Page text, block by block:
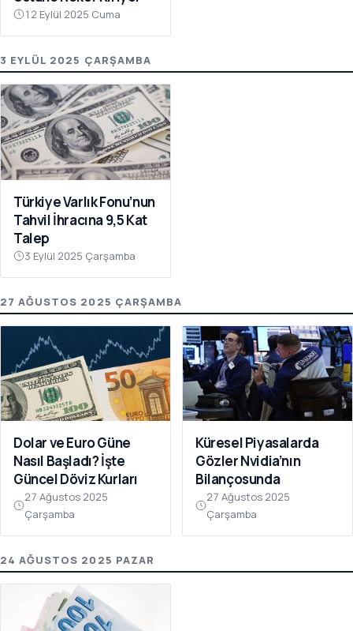
12 Eylül 2025 Cuma
3 EYLÜL 2025 ÇARŞAMBA
Türkiye Varlık Fonu’nun
Tahvil İhracına 9,5 Kat
Talep
3 Eylül 2025 Çarşamba
27 AĞUSTOS 2025 ÇARŞAMBA
Dolar ve Euro Güne
Nasıl Başladı? İşte
Güncel Döviz Kurları
27 Ağustos 2025
Çarşamba
Küresel Piyasalarda
Gözler Nvidia’nın
Bilançosunda
27 Ağustos 2025
Çarşamba
24 AĞUSTOS 2025 PAZAR